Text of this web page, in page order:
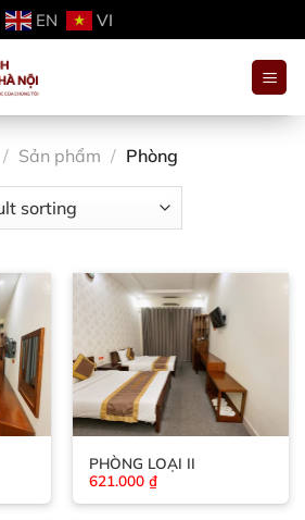
EN VI
/ Sản phẩm / Phòng
PHÒNG LOẠI II
621.000 ₫